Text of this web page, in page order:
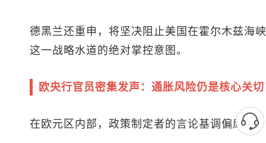
德黑兰还重申，将坚决阻止美国在霍尔木兹海
这一战略水道的绝对掌控意图。
欧央行官员密集发声：通胀风险仍是核心关切
在欧元区内部，政策制定者的言论基调偏鹰派。